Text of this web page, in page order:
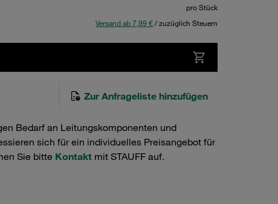
pro Stück
Versand ab 7,99 €/ zuzüglich Steuern
Zur Anfrageliste hinzufügen
Bedarf an Leitungskomponenten und
sich für ein individuelles Preisangebot für
Sie bitte Kontakt mit STAUFF auf.